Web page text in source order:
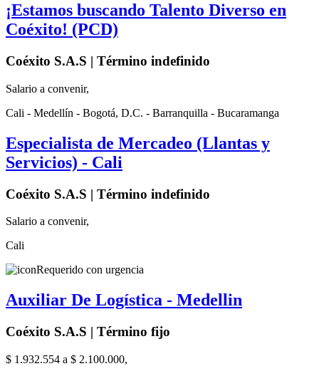
¡Estamos buscando Talento Diverso en
Coéxito! (PCD)
Coéxito S.A.S | Término indefinido
Salario a convenir,
Cali - Medellín - Bogotá, D.C. - Barranquilla - Bucaramanga
Especialista de Mercadeo (Llantas y
Servicios) - Cali
Coéxito S.A.S | Término indefinido
Salario a convenir,
Cali
Requerido con urgencia
Auxiliar De Logística - Medellin
Coéxito S.A.S | Término fijo
$ 1.932.554 a $ 2.100.000,